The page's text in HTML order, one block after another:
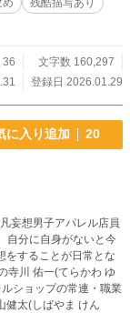
め
残酷描写あり
36
文字数 160,297
登録日 2026.01.29
に入り追加 20
妄想男子アパレル店員
をすることが日常とな
寺川 佑一(てらかわ ゆ
ショップの常連・職業
健太(しばやま けん